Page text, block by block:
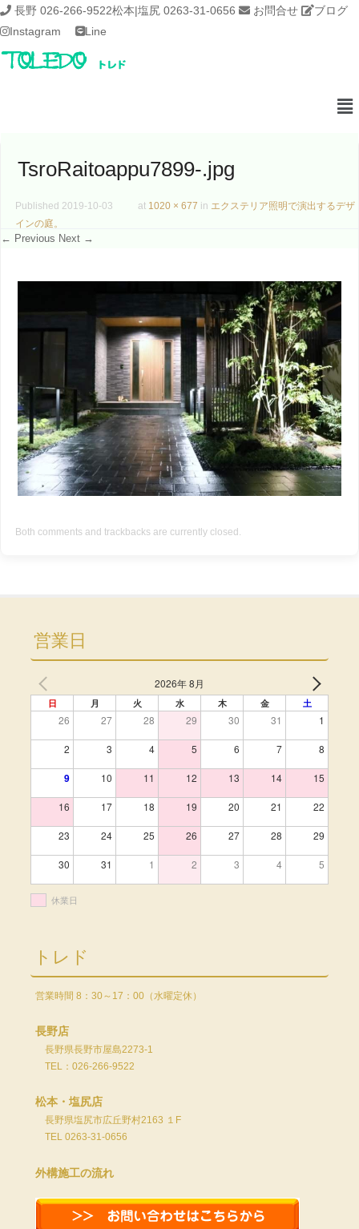
長野 026-266-9522松本|塩尻 0263-31-0656 お問合せ
ブログ
Instagram
Line
TsroRaitoappu7899-.jpg
Published 2019-10-03 at 1020 × 677 in エクステリア照明で演出するデザ
インの庭。
← Previous Next →
Both comments and trackbacks are currently closed.
営業日
2026年 8月
日 月 火 水 木 金 土
26 27 28 29 30 31 1
2 3 4 5 6 7 8
9 10 11 12 13 14 15
16 17 18 19 20 21 22
23 24 25 26 27 28 29
30 31 1 2 3 4 5
休業日
トレド
営業時間 8：30～17：00（水曜定休）
長野店
長野県長野市屋島2273-1
TEL：026-266-9522
松本・塩尻店
長野県塩尻市広丘野村2163 １F
TEL 0263-31-0656
外構施工の流れ